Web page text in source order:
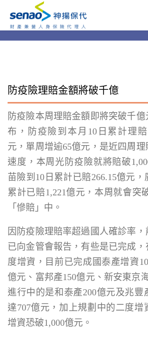
防疫險理賠金額將破千億
防疫險本周理賠金額即將突破千
布，防疫險到本月10日累計理
元，單周增逾65億元，是近四周
速度，本周光防疫險就將賠破
苗險到10日累計已賠266.15億元
累計已賠1,221億元，本周就會突
「慘賠」中。
因防疫險理賠率超過國人確診率
已向金管會報告，有些是已完成
度增資，目前已完成國泰產增資
億元、富邦產150億元、新安東京
進行中的是和泰產200億元及兆豐
達707億元，加上規劃中的二度增
增資恐破1,000億元。